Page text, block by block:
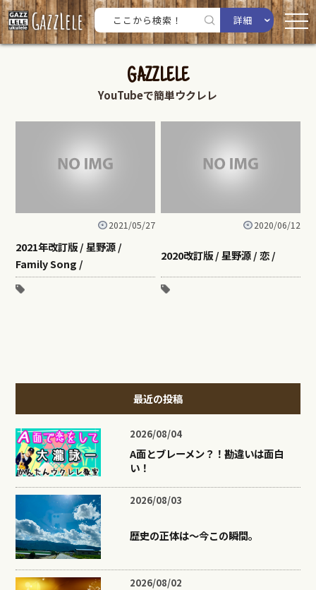
詳細
GAZZLELE
YouTubeで簡単ウクレレ
2021/05/27
2021年改訂版 / 星野源 /
Family Song /
2020/06/12
2020改訂版 / 星野源 / 恋 /
最近の投稿
2026/08/04
A面とブレーメン？！勘違いは面白
い！
2026/08/03
歴史の正体は〜今この瞬間。
2026/08/02